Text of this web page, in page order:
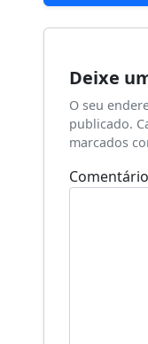
Post
Deixe
O seu
publicado.
marcados